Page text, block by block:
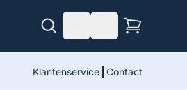
Klantenservice Contact